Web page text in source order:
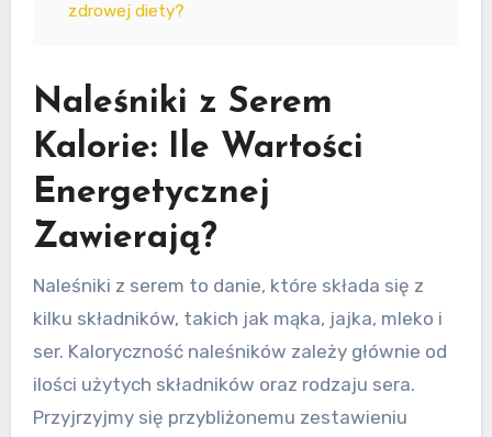
zdrowej diety?
Naleśniki z Serem
Kalorie: Ile Wartości
Energetycznej
Zawierają?
Naleśniki z serem to danie, które składa się z
kilku składników, takich jak mąka, jajka, mleko i
ser. Kaloryczność naleśników zależy głównie od
ilości użytych składników oraz rodzaju sera.
Przyjrzyjmy się przybliżonemu zestawieniu